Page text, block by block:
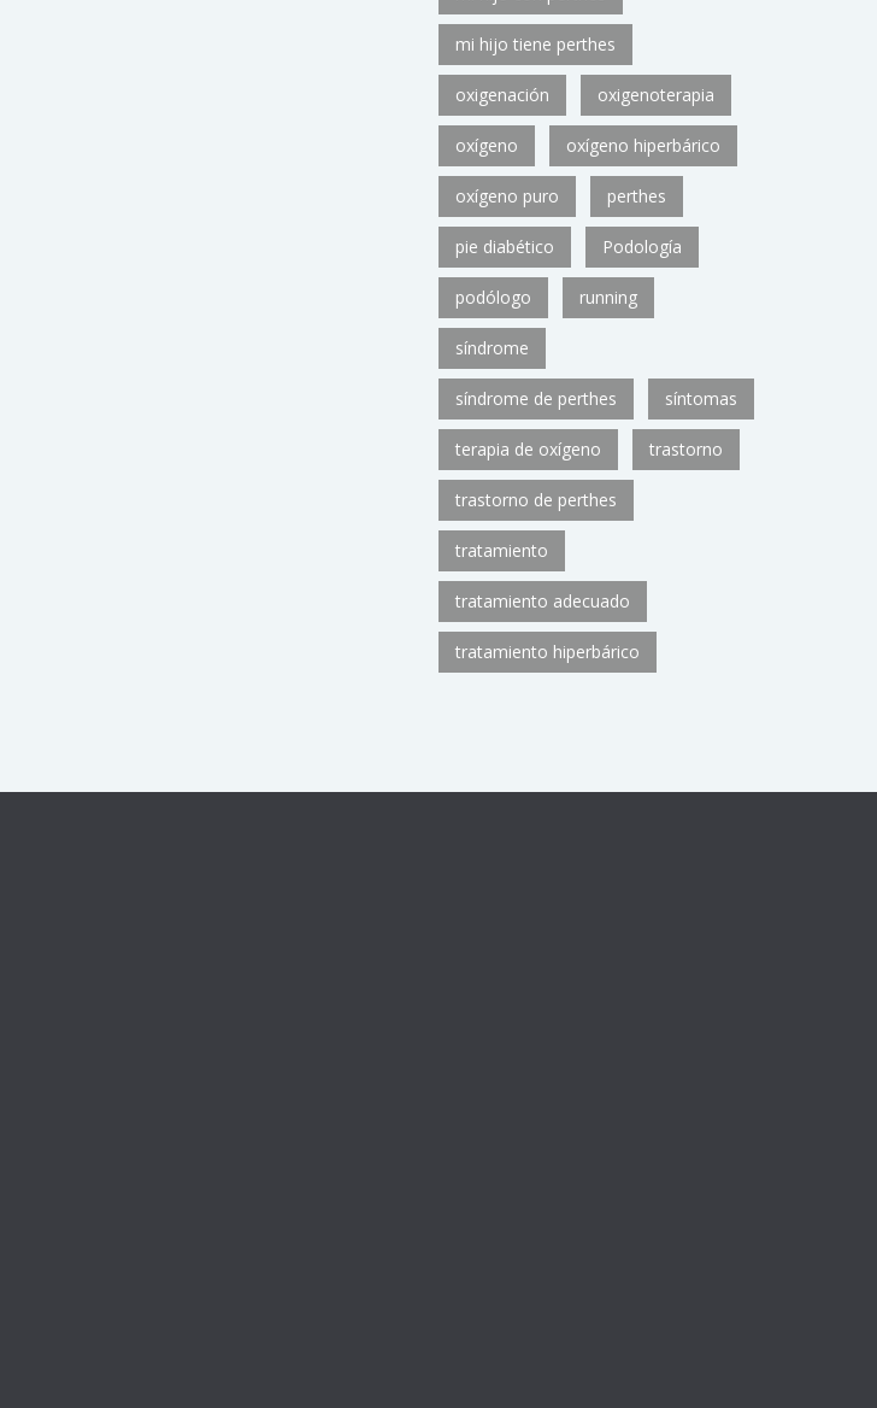
mi hijo tiene perthes
oxigenación oxigenoterapia
oxígeno oxígeno hiperbárico
oxígeno puro perthes
pie diabético Podología
podólogo running
síndrome
síndrome de perthes síntomas
terapia de oxígeno trastorno
trastorno de perthes
tratamiento
tratamiento adecuado
tratamiento hiperbárico